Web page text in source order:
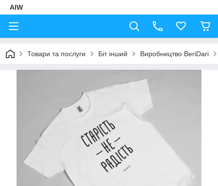
AIW
Товари та послуги Біт інший Виробництво BeriDari